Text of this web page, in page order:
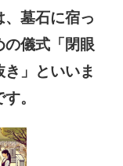
町役場
8570 海
牟岐町大字
字本村7-4
町役場
墓石に宿っ
の儀式「閉眼
」といいま
。